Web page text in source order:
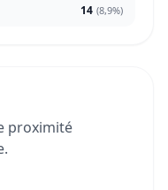
14 (8,9%)
proximité